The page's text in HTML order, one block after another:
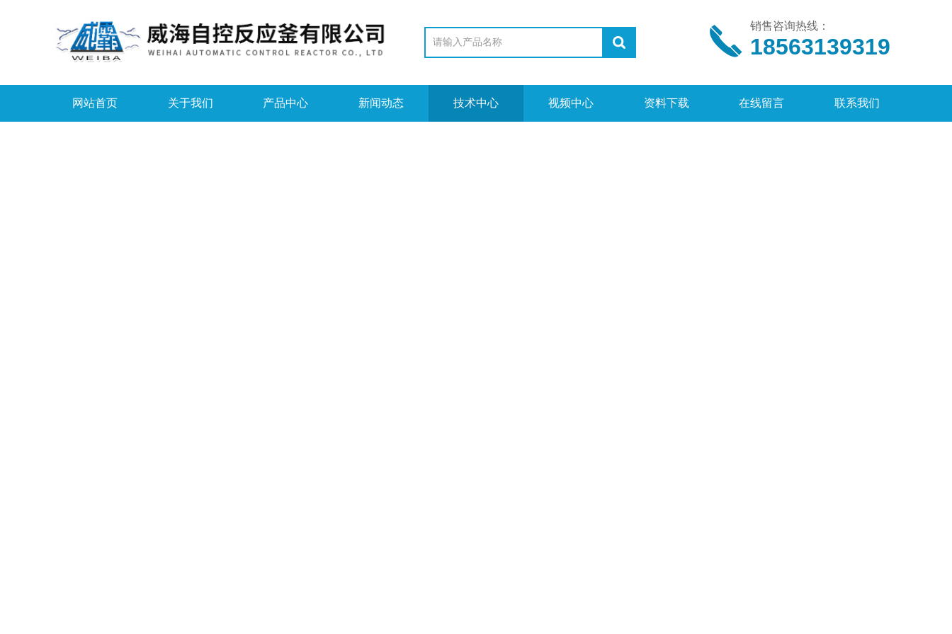
销售咨询热线：
18563139319
网站首页 关于我们 产品中心 新闻动态 技术中心 视频中心 资料下载 在线留言 联系我们